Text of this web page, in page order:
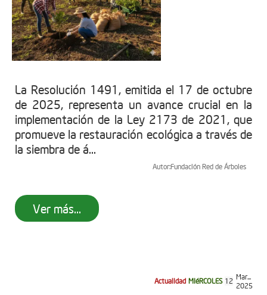
La Resolución 1491, emitida el 17 de octubre
de 2025, representa un avance crucial en la
implementación de la Ley 2173 de 2021, que
promueve la restauración ecológica a través de
la siembra de á...
Autor:Fundación Red de Árboles
Ver más...
Actualidad MIéRCOLES 12 Mar...
2025